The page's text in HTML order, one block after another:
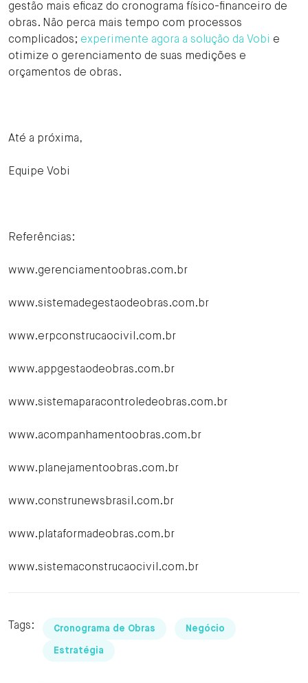
gestão mais eficaz do cronograma físico-financeiro de
obras. Não perca mais tempo com processos
complicados; experimente agora a solução da Vobi e
otimize o gerenciamento de suas medições e
orçamentos de obras.
Até a próxima,
Equipe Vobi
Referências:
www.gerenciamentoobras.com.br
www.sistemadegestaodeobras.com.br
www.erpconstrucaocivil.com.br
www.appgestaodeobras.com.br
www.sistemaparacontroledeobras.com.br
www.acompanhamentoobras.com.br
www.planejamentoobras.com.br
www.construnewsbrasil.com.br
www.plataformadeobras.com.br
www.sistemaconstrucaocivil.com.br
Tags: Cronograma de Obras Negócio
Estratégia